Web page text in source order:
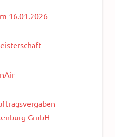
16.01.2026
GmbH